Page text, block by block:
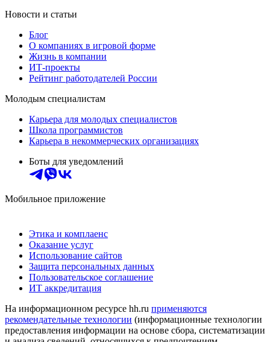
Новости и статьи
Блог
О компаниях в игровой форме
Жизнь в компании
ИТ-проекты
Рейтинг работодателей России
Молодым специалистам
Карьера для молодых специалистов
Школа программистов
Карьера в некоммерческих организациях
Боты для уведомлений
Мобильное приложение
Этика и комплаенс
Оказание услуг
Использование сайтов
Защита персональных данных
Пользовательское соглашение
ИТ аккредитация
На информационном ресурсе hh.ru применяются
рекомендательные технологии (информационные технологии
предоставления информации на основе сбора, систематизации